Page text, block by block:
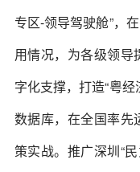
专区-领导驾驶舱”，
用情况，为各级领
字化支撑，打造“粤
数据库，在全国率先
策实战。推广深圳“